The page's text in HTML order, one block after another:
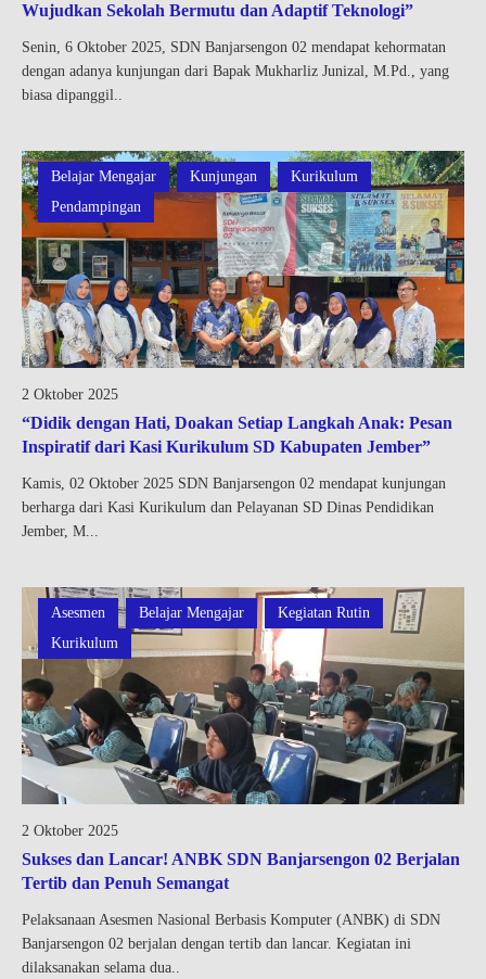
Wujudkan Sekolah Bermutu dan Adaptif Teknologi”
Senin, 6 Oktober 2025, SDN Banjarsengon 02 mendapat kehormatan
dengan adanya kunjungan dari Bapak Mukharliz Junizal, M.Pd., yang
biasa dipanggil..
Belajar Mengajar Kunjungan
Kurikulum
Pendampingan
2 Oktober 2025
“Didik dengan Hati, Doakan Setiap Langkah Anak: Pesan
Inspiratif dari Kasi Kurikulum SD Kabupaten Jember”
Kamis, 02 Oktober 2025 SDN Banjarsengon 02 mendapat kunjungan
berharga dari Kasi Kurikulum dan Pelayanan SD Dinas Pendidikan
Jember, M...
Asesmen Belajar Mengajar
Kegiatan Rutin
Kurikulum
2 Oktober 2025
Sukses dan Lancar! ANBK SDN Banjarsengon 02 Berjalan
Tertib dan Penuh Semangat
Pelaksanaan Asesmen Nasional Berbasis Komputer (ANBK) di SDN
Banjarsengon 02 berjalan dengan tertib dan lancar. Kegiatan ini
dilaksanakan selama dua..